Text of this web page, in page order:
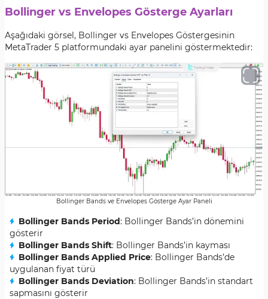
Bollinger vs Envelopes Gösterge Ayarları
Aşağıdaki görsel, Bollinger vs Envelopes Göstergesinin
MetaTrader 5 platformundaki ayar panelini göstermektedir:
Bollinger Bands ve Envelopes Gösterge Ayar Paneli
Bollinger Bands Period: Bollinger Bands’in dönemini
gösterir
Bollinger Bands Shift: Bollinger Bands’in kayması
Bollinger Bands Applied Price: Bollinger Bands’de
uygulanan fiyat türü
Bollinger Bands Deviation: Bollinger Bands’in standart
sapmasını gösterir